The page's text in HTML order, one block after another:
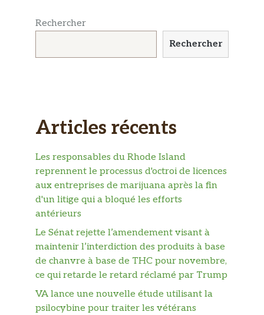
Rechercher
Rechercher
Articles récents
Les responsables du Rhode Island
reprennent le processus d'octroi de licences
aux entreprises de marijuana après la fin
d'un litige qui a bloqué les efforts
antérieurs
Le Sénat rejette l’amendement visant à
maintenir l’interdiction des produits à base
de chanvre à base de THC pour novembre,
ce qui retarde le retard réclamé par Trump
VA lance une nouvelle étude utilisant la
psilocybine pour traiter les vétérans